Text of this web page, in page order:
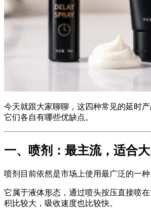
今天就跟大家聊聊，这四种常见的延时产
它们各自有哪些优缺点。
一、喷剂：最主流，适合
喷剂目前依然是市场上使用最广泛的一种
它属于液体形态，通过喷头按压直接喷
积比较大，吸收速度也比较快。